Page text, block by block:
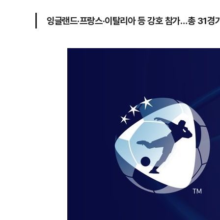
잉글랜드·프랑스·이탈리아 등 강호 참가…총 31경